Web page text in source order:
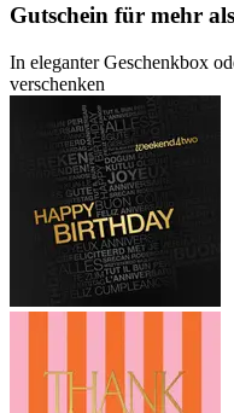
Gutschein für mehr
In eleganter Geschenkbox
verschenken